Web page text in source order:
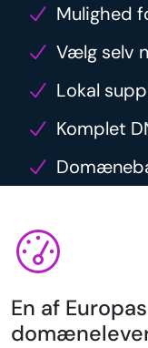
Mulighed
Vælg selv
Lokal
Komplet
En af